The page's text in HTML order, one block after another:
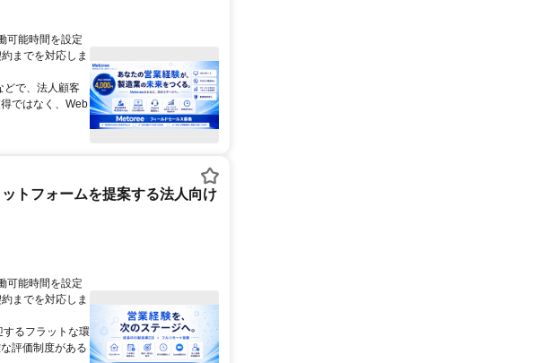
可能時間を設定
までを対応しま
どで、法人顧客
ではなく、Web
トフォームを提案する法人向け
可能時間を設定
までを対応しま
るフラットな環
評価制度がある